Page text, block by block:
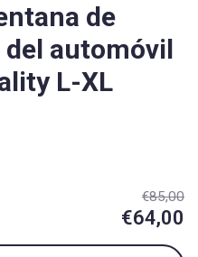
de
automóvil
L-XL
€85,00
€64,00